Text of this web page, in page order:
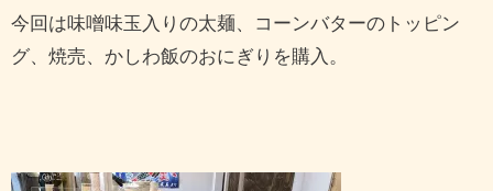
今回は味噌味玉入りの太麺、コーンバターのトッピン
グ、焼売、かしわ飯のおにぎりを購入。